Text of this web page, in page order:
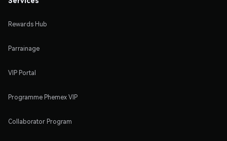
Rewards Hub
Parrainage
VIP Portal
Programme Phemex VIP
Collaborator Program